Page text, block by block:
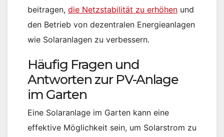
beitragen, die Netzstabilität zu erhöhen und
den Betrieb von dezentralen Energieanlagen
wie Solaranlagen zu verbessern.
Häufig Fragen und
Antworten zur PV-Anlage
im Garten
Eine Solaranlage im Garten kann eine
effektive Möglichkeit sein, um Solarstrom zu